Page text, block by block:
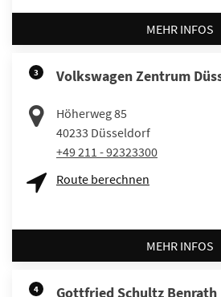
MEHR INFOS
3 Volkswagen Zentrum
Höherweg 85
40233 Düsseldorf
+49 211 - 92323300
Route berechnen
MEHR INFOS
4 Gottfried Schultz Benrath